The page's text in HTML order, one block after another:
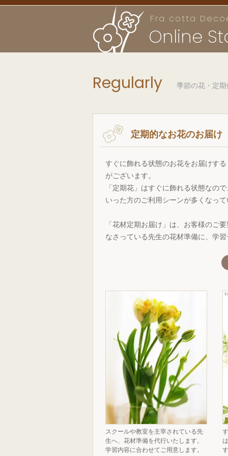
Fra cotta Deco
Online
Regularly 季節の花・定期
定期的なお花のお届け
すぐに飾れる状態のお花をお届けす
がございます。
「定期花」はすぐに飾れる状態なの
いった方のご利用シーンが多くなっ
「花材定期お届け」は、お客様のご
なさっている先生の花材準備に、学
スクールや教室を主宰されている先
生へ、花材準備を代行いたします。
学習内容に合わせてご用意します。
す